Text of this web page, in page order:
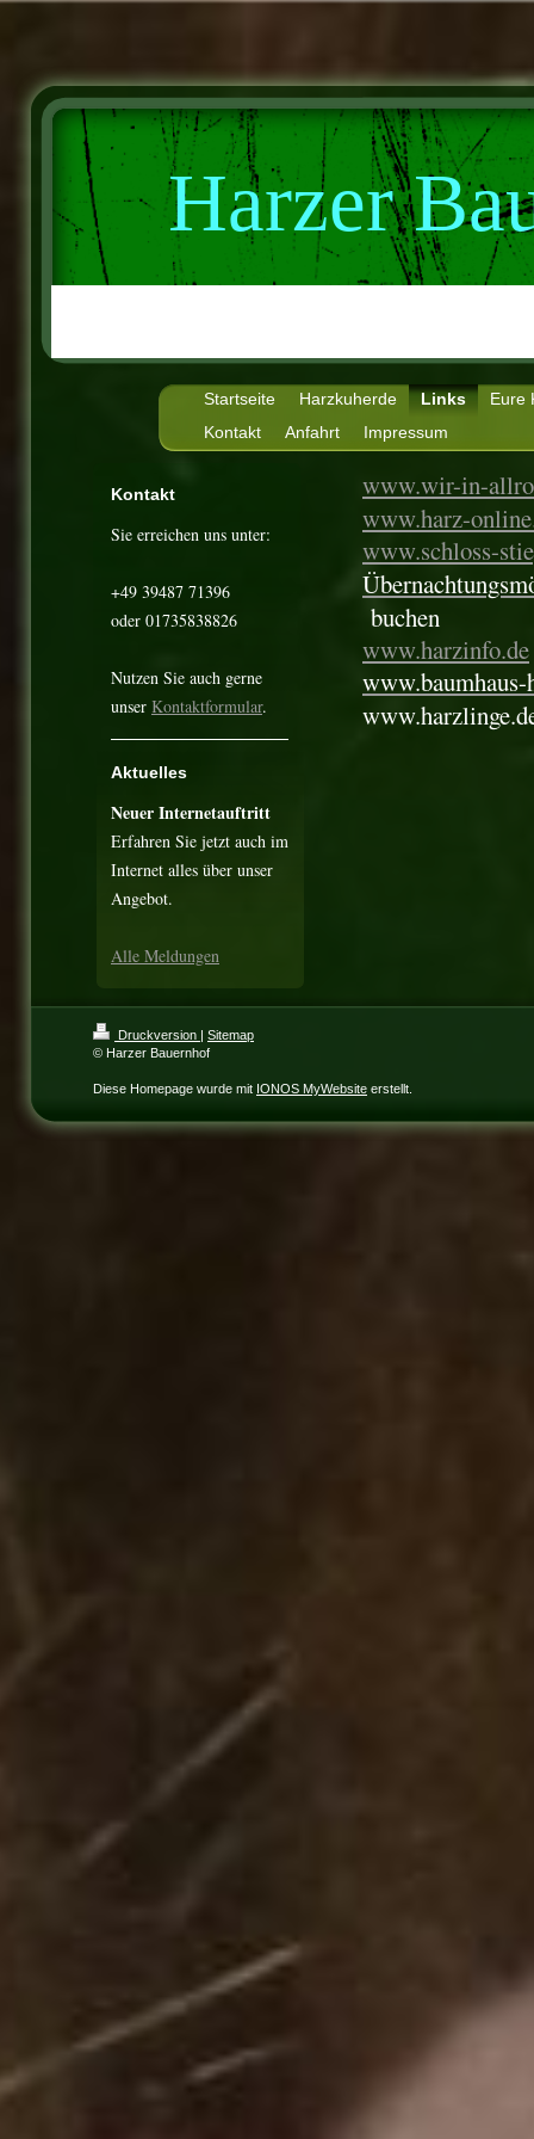
Harzer
Startseite Harzkuherde Links
Eure
Kontakt
Anfahrt Impressum
www.wir-in-
www.harz-
www.schloss-
buchen
www.harzinfo.de
www.baumhaus-
Kontakt
Sie erreichen uns unter:
+49 39487 71396
oder 01735838826
Nutzen Sie auch gerne
unser Kontaktformular.
Aktuelles
Neuer Internetauftritt
Erfahren Sie jetzt auch im
Internet alles über unser
Angebot.
Alle Meldungen
Druckversion | Sitemap
© Harzer Bauernhof
Diese Homepage wurde mit IONOS MyWebsite erstellt.